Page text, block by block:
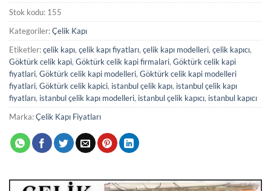
Stok kodu: 155
Kategoriler:Çelik Kapı
Etiketler:çelik kapı, çelik kapı fiyatları, çelik kapı modelleri, çelik kapıcı,
Göktürk celik kapi, Göktürk celik kapi firmalari, Göktürk celik kapi
fiyatlari, Göktürk celik kapi modelleri, Göktürk celik kapi modelleri
fiyatlari, Göktürk celik kapici, istanbul çelik kapı, istanbul çelik kapı
fiyatları, istanbul çelik kapı modelleri, istanbul çelik kapıcı, istanbul kapıcı
Marka:Çelik Kapı Fiyatları